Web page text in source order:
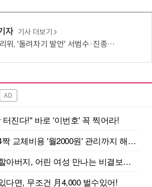
자 기사 더보기
, '돌려차기 발언' 서범수·진종오 징계 절차 개시
AD